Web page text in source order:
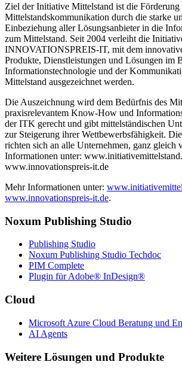
Ziel der Initiative Mittelstand ist die Förderung
Mittelstandskommunikation durch die starke
Einbeziehung aller Lösungsanbieter in die
zum Mittelstand. Seit 2004 verleiht die
INNOVATIONSPREIS-IT, mit dem
Produkte, Dienstleistungen und Lösungen im
Informationstechnologie und der
Mittelstand ausgezeichnet werden.
Die Auszeichnung wird dem Bedürfnis des
praxisrelevantem Know-How und
der ITK gerecht und gibt mittelständischen
zur Steigerung ihrer Wettbewerbsfähigkeit.
richten sich an alle Unternehmen, ganz gleich
Informationen unter:
www.innovationspreis-it.de
Mehr Informationen unter:
www.innovationspreis-it.de.
Noxum Publishing Studio
Publishing Studio
Noxum Publishing Studio Techdoc
PIM Complete
Plugin für Adobe® InDesign®
Cloud
Microsoft Azure Cloud Beratung und
AI Agents
Weitere Lösungen und Produkte